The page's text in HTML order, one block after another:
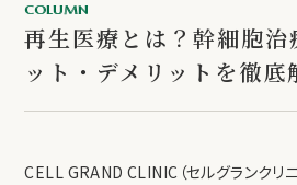
コラム一覧
メディア
アクセス
毛髪再生治療
ED再生治療
メディカルダイエット
NMN治療
NK細胞治療
COLUMN
再生医療とは？幹細胞治
ット・デメリットを徹底
CELL GRAND CLINIC（セルグランクリ